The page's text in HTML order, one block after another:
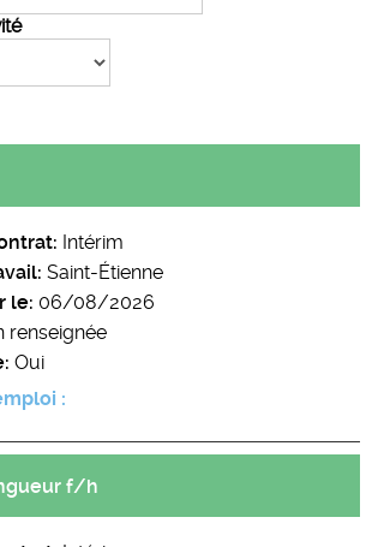
Intérim
Saint-Étienne
le: 06/08/2026
renseignée
Oui
:
f/h